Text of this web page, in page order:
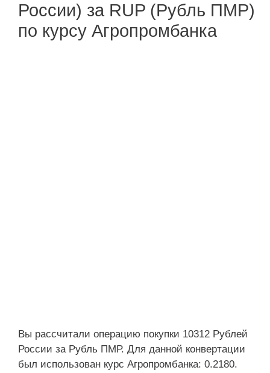
России) за RUP (Рубль ПМР)
по курсу Агропромбанка
Вы рассчитали операцию покупки 10312 Рублей
России за Рубль ПМР. Для данной конвертации
был использован курс Агропромбанка: 0.2180.